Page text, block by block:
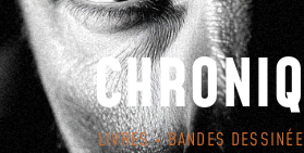
LIVRES • BANDES